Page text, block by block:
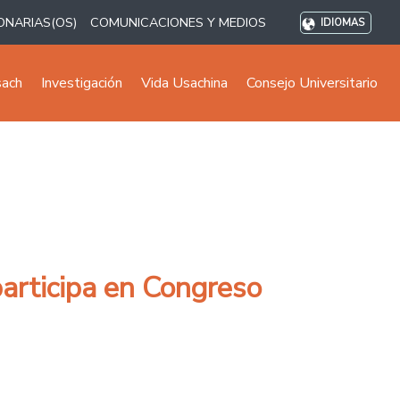
COMUNICACIONES Y MEDIOS IDIOMAS
Investigación Vida Usachina Consejo Universitario
en Congreso